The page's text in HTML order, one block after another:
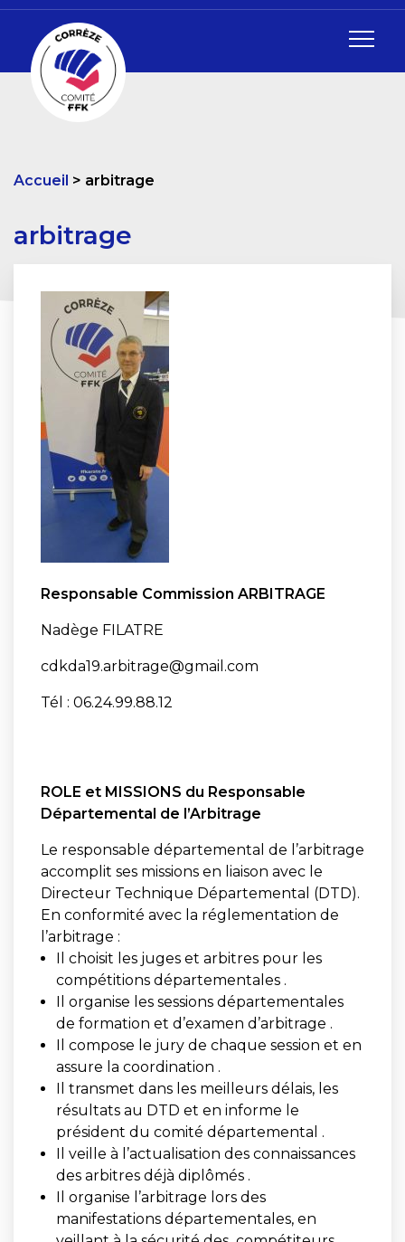
Accueil arbitrage
arbitrage
Responsable Commission ARBITRAGE
Nadège FILATRE
cdkda19.arbitrage@gmail.com
Tél : 06.24.99.88.12
ROLE et MISSIONS du Responsable
Départemental de l’Arbitrage
Le responsable départemental de l’arbitrage
accomplit ses missions en liaison avec le
Directeur Technique Départemental (DTD).
En conformité avec la réglementation de
l’arbitrage :
Il choisit les juges et arbitres pour les
compétitions départementales .
Il organise les sessions départementales
de formation et d’examen d’arbitrage .
Il compose le jury de chaque session et en
assure la coordination .
Il transmet dans les meilleurs délais, les
résultats au DTD et en informe le
président du comité départemental .
Il veille à l’actualisation des connaissances
des arbitres déjà diplômés .
Il organise l’arbitrage lors des
manifestations départementales, en